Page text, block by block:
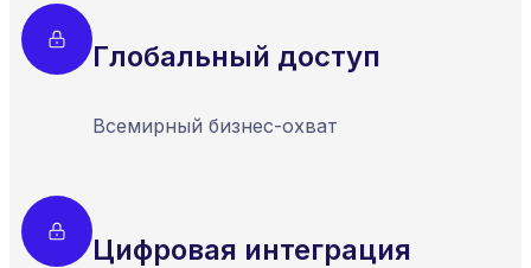
Глобальный доступ
Всемирный бизнес-охват
Цифровая интеграция